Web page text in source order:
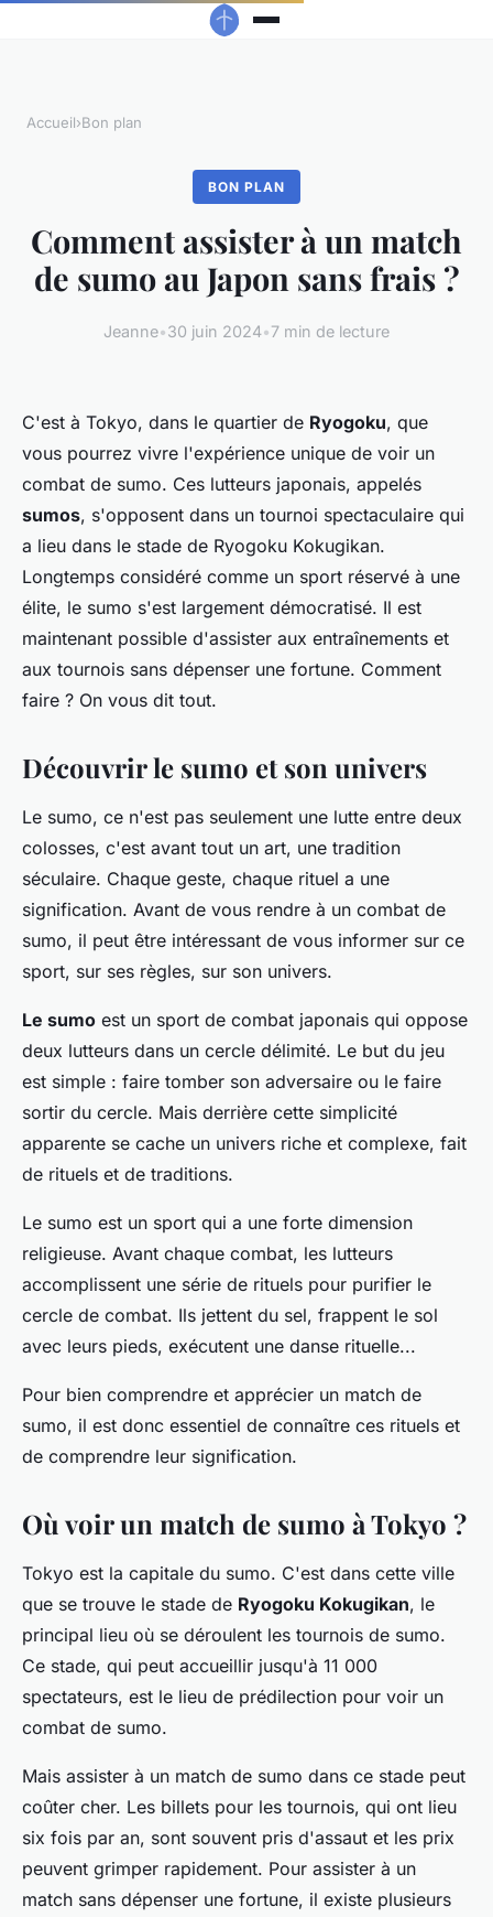
Accueil›Bon plan
BON PLAN
Comment assister à un match
de sumo au Japon sans frais ?
Jeanne•30 juin 2024•7 min de lecture
C'est à Tokyo, dans le quartier de Ryogoku, que
vous pourrez vivre l'expérience unique de voir un
combat de sumo. Ces lutteurs japonais, appelés
sumos, s'opposent dans un tournoi spectaculaire qui
a lieu dans le stade de Ryogoku Kokugikan.
Longtemps considéré comme un sport réservé à une
élite, le sumo s'est largement démocratisé. Il est
maintenant possible d'assister aux entraînements et
aux tournois sans dépenser une fortune. Comment
faire ? On vous dit tout.
Découvrir le sumo et son univers
Le sumo, ce n'est pas seulement une lutte entre deux
colosses, c'est avant tout un art, une tradition
séculaire. Chaque geste, chaque rituel a une
signification. Avant de vous rendre à un combat de
sumo, il peut être intéressant de vous informer sur ce
sport, sur ses règles, sur son univers.
Le sumo est un sport de combat japonais qui oppose
deux lutteurs dans un cercle délimité. Le but du jeu
est simple : faire tomber son adversaire ou le faire
sortir du cercle. Mais derrière cette simplicité
apparente se cache un univers riche et complexe, fait
de rituels et de traditions.
Le sumo est un sport qui a une forte dimension
religieuse. Avant chaque combat, les lutteurs
accomplissent une série de rituels pour purifier le
cercle de combat. Ils jettent du sel, frappent le sol
avec leurs pieds, exécutent une danse rituelle...
Pour bien comprendre et apprécier un match de
sumo, il est donc essentiel de connaître ces rituels et
de comprendre leur signification.
Où voir un match de sumo à Tokyo ?
Tokyo est la capitale du sumo. C'est dans cette ville
que se trouve le stade de Ryogoku Kokugikan, le
principal lieu où se déroulent les tournois de sumo.
Ce stade, qui peut accueillir jusqu'à 11 000
spectateurs, est le lieu de prédilection pour voir un
combat de sumo.
Mais assister à un match de sumo dans ce stade peut
coûter cher. Les billets pour les tournois, qui ont lieu
six fois par an, sont souvent pris d'assaut et les prix
peuvent grimper rapidement. Pour assister à un
match sans dépenser une fortune, il existe plusieurs